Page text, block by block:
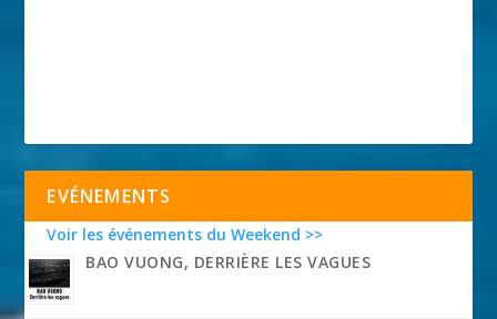
EVÉNEMENTS
Voir les événements du Weekend >>
BAO VUONG, DERRIÈRE LES VAGUES